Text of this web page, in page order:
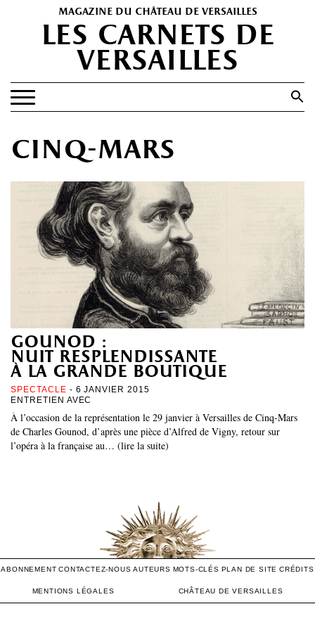
magazine du château de versailles
les carnets de
versailles
Search Button
PATRIMOINE
SPECTACLES
PORTFOLIOS
HISTOIRE(S)
LES +
ABONNEMENT GRATUIT AU MAGAZINE
cinq-mars
gounod :
nuit resplendissante
à la grande boutique
SPECTACLE - 6 JANVIER 2015
ENTRETIEN AVEC
À l’occasion de la représentation le 29 janvier à Versailles de Cinq-Mars
de Charles Gounod, d’après une pièce d’Alfred de Vigny, retour sur
l’opéra à la française au… (lire la suite)
ABONNEMENT CONTACTEZ-NOUS AUTEURS MOTS-CLÉS PLAN DE SITE CRÉDITS
MENTIONS LÉGALES CHÂTEAU DE VERSAILLES